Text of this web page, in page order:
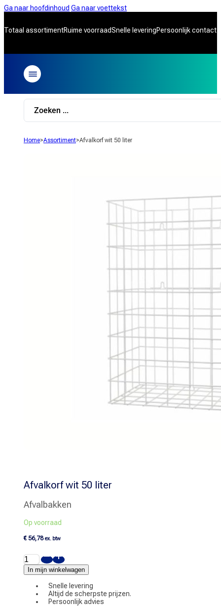
Ga naar hoofdinhoud Ga naar voettekst
Totaal assortimentRuime voorraadSnelle leveringPersoonlijk contact
Search
Home>Assortiment>Afvalkorf wit 50 liter
Afvalkorf wit 50 liter
Afvalbakken
Op voorraad
€56,78 ex. btw
Afvalkorf
wit
50
liter
aantal
In mijn winkelwagen
Snelle levering
Altijd de scherpste prijzen.
Persoonlijk advies